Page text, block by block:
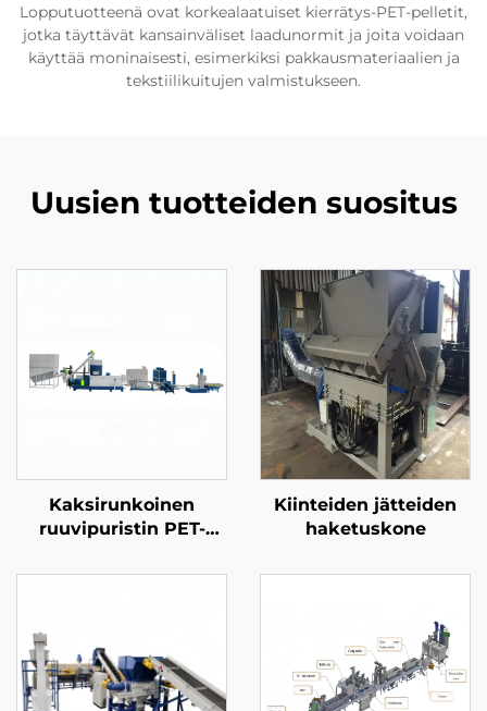
Lopputuotteenä ovat korkealaatuiset kierrätys-PET-pelletit,
jotka täyttävät kansainväliset laadunormit ja joita voidaan
käyttää moninaisesti, esimerkiksi pakkausmateriaalien ja
tekstiilikuitujen valmistukseen.
Uusien tuotteiden suositus
Kaksirunkoinen
ruuvipuristin PET-
Kiinteiden jätteiden
haketuskone